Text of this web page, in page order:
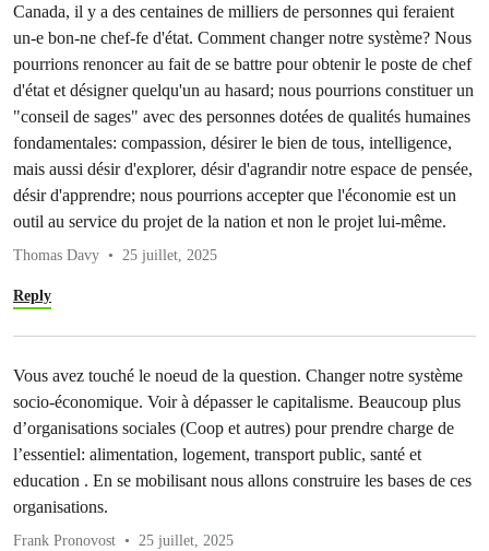
Canada, il y a des centaines de milliers de personnes qui feraient
un-e bon-ne chef-fe d'état. Comment changer notre système? Nous
pourrions renoncer au fait de se battre pour obtenir le poste de chef
d'état et désigner quelqu'un au hasard; nous pourrions constituer un
"conseil de sages" avec des personnes dotées de qualités humaines
fondamentales: compassion, désirer le bien de tous, intelligence,
mais aussi désir d'explorer, désir d'agrandir notre espace de pensée,
désir d'apprendre; nous pourrions accepter que l'économie est un
outil au service du projet de la nation et non le projet lui-même.
Thomas Davy 25 juillet, 2025
Reply
Vous avez touché le noeud de la question. Changer notre système
socio-économique. Voir à dépasser le capitalisme. Beaucoup plus
d’organisations sociales (Coop et autres) pour prendre charge de
l’essentiel: alimentation, logement, transport public, santé et
education . En se mobilisant nous allons construire les bases de ces
organisations.
Frank Pronovost 25 juillet, 2025